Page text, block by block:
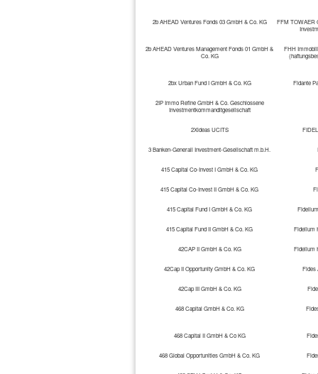
2b AHEAD Ventures Fonds 03 GmbH & Co. KG
FFM TOWAER
2b AHEAD Ventures Management Fonds 01 GmbH &
Co. KG
FHH
2bx Urban Fund I GmbH & Co. KG Fidante
2IP Immo Refine GmbH & Co. Geschlossene
Investmentkommanditgesellschaft
2Xideas UCITS
3 Banken-Generali Investment-Gesellschaft m.b.H.
415 Capital Co-Invest I GmbH & Co. KG
415 Capital Co-Invest II GmbH & Co. KG
415 Capital Fund I GmbH & Co. KG
415 Capital Fund II GmbH & Co. KG Fidelium
42CAP II GmbH & Co. KG Fidelium
42Cap II Opportunity GmbH & Co. KG Fides
42Cap III GmbH & Co. KG
468 Capital GmbH & Co. KG
468 Capital II GmbH & Co KG
468 Global Opportunities GmbH & Co. KG